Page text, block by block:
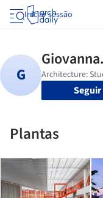
Iniciar sessão
Seguir
Plantas